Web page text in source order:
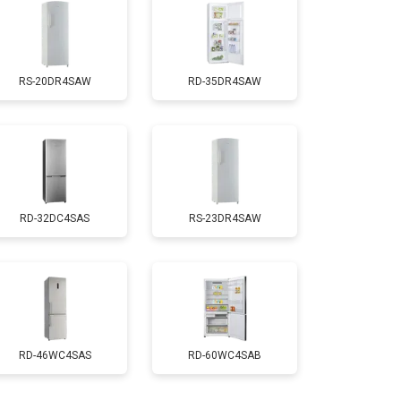
Заказать
1700 ₽ Заказать
Заказать
4750 ₽ Заказать
3650 ₽ Заказать
2550 ₽
RS-20DR4SAW RD-35DR4SAW
RD-32DC4SAS RS-23DR4SAW
RD-46WC4SAS RD-60WC4SAB